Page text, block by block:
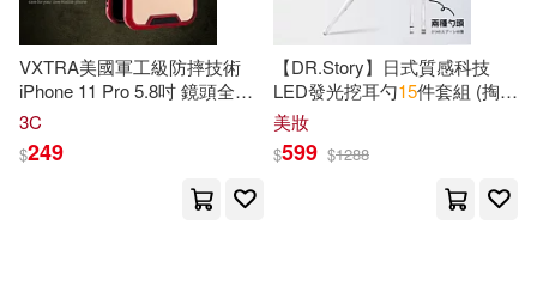
Masaki(33)
張雯燕(33) 徐豐（主編）(33)
醫師資格考試指導用書專家編寫組
原子能出版社(194)
VXTRA美國軍工級防摔技術
iPhone 11 Pro 5.8吋 鏡頭全包
覆 氣囊保護殼 手機殼(火箭紅)
3C
$249
【DR.Story】日式質感科技
LED發光挖耳勺15件套組 (掏耳
神器 挖耳棒)
美妝
$599 $1288